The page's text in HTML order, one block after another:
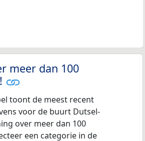
meer dan 100
toont de meest recent
voor de buurt Dutsel-
over meer dan 100
een categorie in de